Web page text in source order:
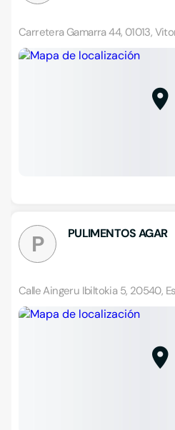
Carretera Gamarra 44, 01013,
P PULIMENTOS AGAR
Calle Aingeru Ibiltokia 5, 20540,